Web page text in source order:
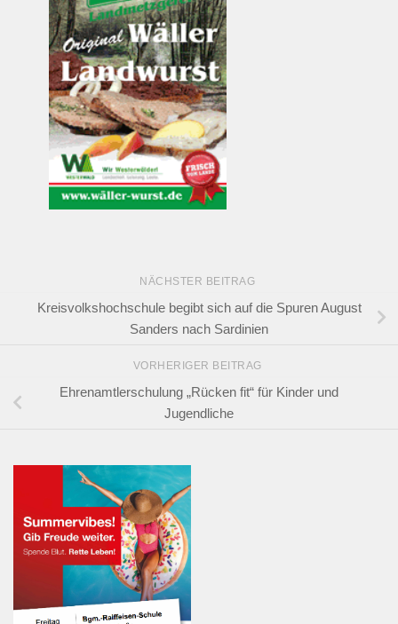
NÄCHSTER BEITRAG
Kreisvolkshochschule begibt sich auf die Spuren August
Sanders nach Sardinien
VORHERIGER BEITRAG
Ehrenamtlerschulung „Rücken fit“ für Kinder und
Jugendliche